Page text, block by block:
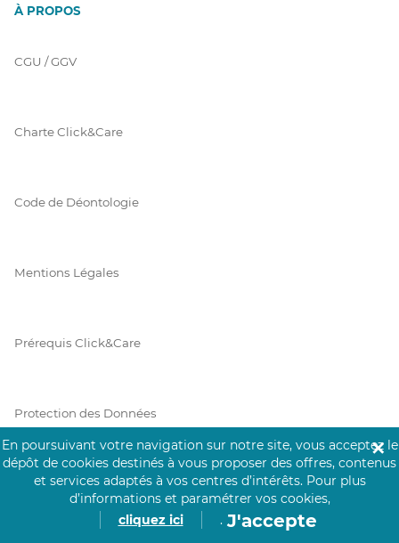
À PROPOS
CGU / GGV
Charte Click&Care
Code de Déontologie
Mentions Légales
Prérequis Click&Care
Protection des Données
Vie Privée
En poursuivant votre navigation sur notre site, vous acceptez le
dépôt de cookies destinés à vous proposer des offres, contenus
et services adaptés à vos centres d’intérêts. Pour plus
d’informations et paramétrer vos cookies,
cliquez ici
. J'accepte
✕